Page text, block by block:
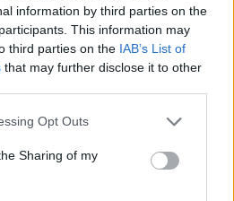
information by third parties on the
This information may
third parties on the IAB’s List of
that may further disclose it to other
app uses one or more Google
behaviour. You may click to
and its third-party tags to
purposes in below Google
Opt Outs
Sharing of my